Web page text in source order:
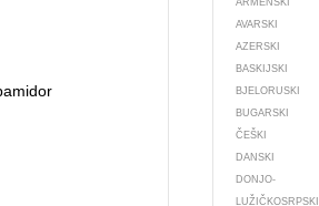
ARMENSKI
AVARSKI
AZERSKI
BASKIJSKI
BJELORUSKI
BUGARSKI
ČEŠKI
DANSKI
DONJO­
LUŽIČKOSRPSKI